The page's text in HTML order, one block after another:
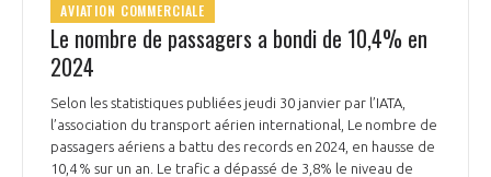
AVIATION COMMERCIALE
Le nombre de passagers a bondi de 10,4% en
2024
Selon les statistiques publiées jeudi 30 janvier par l’IATA,
l’association du transport aérien international, Le nombre de
passagers aériens a battu des records en 2024, en hausse de
10,4 % sur un an. Le trafic a dépassé de 3,8% le niveau de